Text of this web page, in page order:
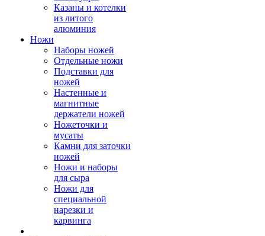
Казаны и котелки
из литого
алюминия
Ножи
Наборы ножей
Отдельные ножи
Подставки для
ножей
Настенные и
магнитные
держатели ножей
Ножеточки и
мусаты
Камни для заточки
ножей
Ножи и наборы
для сыра
Ножи для
специальной
нарезки и
карвинга